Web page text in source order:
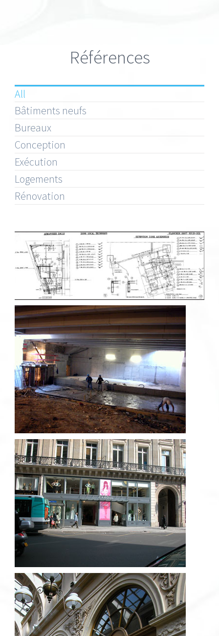
Références
All
Bâtiments neufs
Bureaux
Conception
Exécution
Logements
Rénovation